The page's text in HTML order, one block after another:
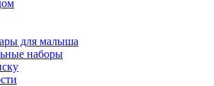
для малыша
наборы